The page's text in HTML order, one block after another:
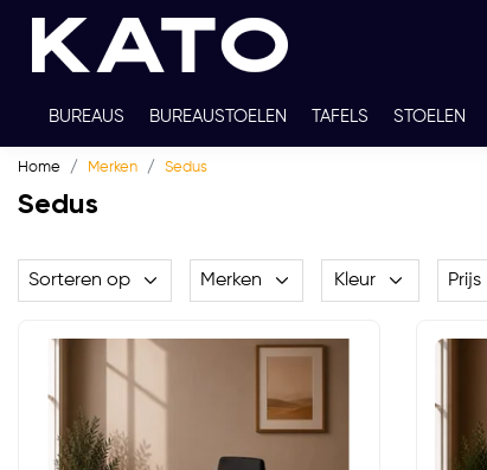
BUREAUS BUREAUSTOELEN TAFELS STOELEN
TWEEDEHANDS THUISWERKPLEKKEN
Home Merken Sedus
Sedus
Sorteren op Merken Kleur Prijs